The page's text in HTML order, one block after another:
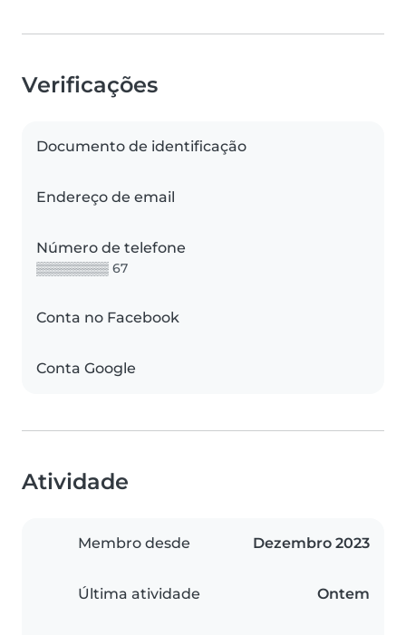
Verificações
Documento de identificação
Endereço de email
Número de telefone
▒▒▒▒▒▒▒▒ 67
Conta no Facebook
Conta Google
Atividade
Membro desde Dezembro 2023
Última atividade Ontem